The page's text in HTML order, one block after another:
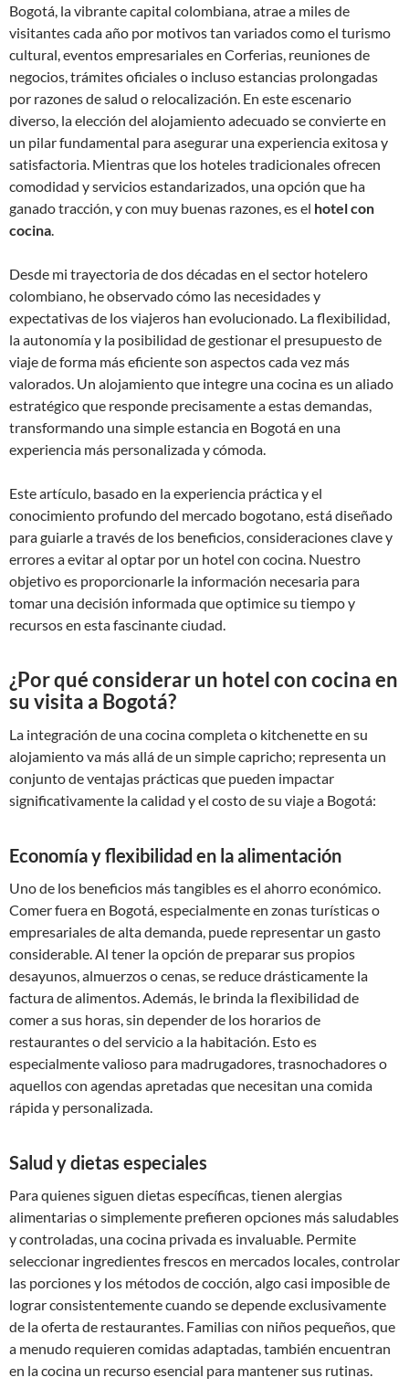
Bogotá, la vibrante capital colombiana, atrae a miles de
visitantes cada año por motivos tan variados como el turismo
cultural, eventos empresariales en Corferias, reuniones de
negocios, trámites oficiales o incluso estancias prolongadas
por razones de salud o relocalización. En este escenario
diverso, la elección del alojamiento adecuado se convierte en
un pilar fundamental para asegurar una experiencia exitosa y
satisfactoria. Mientras que los hoteles tradicionales ofrecen
comodidad y servicios estandarizados, una opción que ha
ganado tracción, y con muy buenas razones, es el hotel con
cocina.
Desde mi trayectoria de dos décadas en el sector hotelero
colombiano, he observado cómo las necesidades y
expectativas de los viajeros han evolucionado. La flexibilidad,
la autonomía y la posibilidad de gestionar el presupuesto de
viaje de forma más eficiente son aspectos cada vez más
valorados. Un alojamiento que integre una cocina es un aliado
estratégico que responde precisamente a estas demandas,
transformando una simple estancia en Bogotá en una
experiencia más personalizada y cómoda.
Este artículo, basado en la experiencia práctica y el
conocimiento profundo del mercado bogotano, está diseñado
para guiarle a través de los beneficios, consideraciones clave y
errores a evitar al optar por un hotel con cocina. Nuestro
objetivo es proporcionarle la información necesaria para
tomar una decisión informada que optimice su tiempo y
recursos en esta fascinante ciudad.
¿Por qué considerar un hotel con cocina en
su visita a Bogotá?
La integración de una cocina completa o kitchenette en su
alojamiento va más allá de un simple capricho; representa un
conjunto de ventajas prácticas que pueden impactar
significativamente la calidad y el costo de su viaje a Bogotá:
Economía y flexibilidad en la alimentación
Uno de los beneficios más tangibles es el ahorro económico.
Comer fuera en Bogotá, especialmente en zonas turísticas o
empresariales de alta demanda, puede representar un gasto
considerable. Al tener la opción de preparar sus propios
desayunos, almuerzos o cenas, se reduce drásticamente la
factura de alimentos. Además, le brinda la flexibilidad de
comer a sus horas, sin depender de los horarios de
restaurantes o del servicio a la habitación. Esto es
especialmente valioso para madrugadores, trasnochadores o
aquellos con agendas apretadas que necesitan una comida
rápida y personalizada.
Salud y dietas especiales
Para quienes siguen dietas específicas, tienen alergias
alimentarias o simplemente prefieren opciones más saludables
y controladas, una cocina privada es invaluable. Permite
seleccionar ingredientes frescos en mercados locales, controlar
las porciones y los métodos de cocción, algo casi imposible de
lograr consistentemente cuando se depende exclusivamente
de la oferta de restaurantes. Familias con niños pequeños, que
a menudo requieren comidas adaptadas, también encuentran
en la cocina un recurso esencial para mantener sus rutinas.